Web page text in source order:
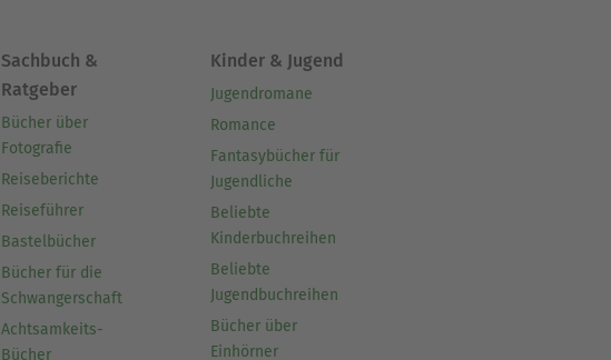
Sachbuch &
Ratgeber
Bücher über
Fotografie
Reiseberichte
Reiseführer
Bastelbücher
Bücher für die
Schwangerschaft
Achtsamkeits-
Bücher
Kinder & Jugend
Jugendromane
Romance
Fantasybücher für
Jugendliche
Beliebte
Kinderbuchreihen
Beliebte
Jugendbuchreihen
Bücher über
Einhörner